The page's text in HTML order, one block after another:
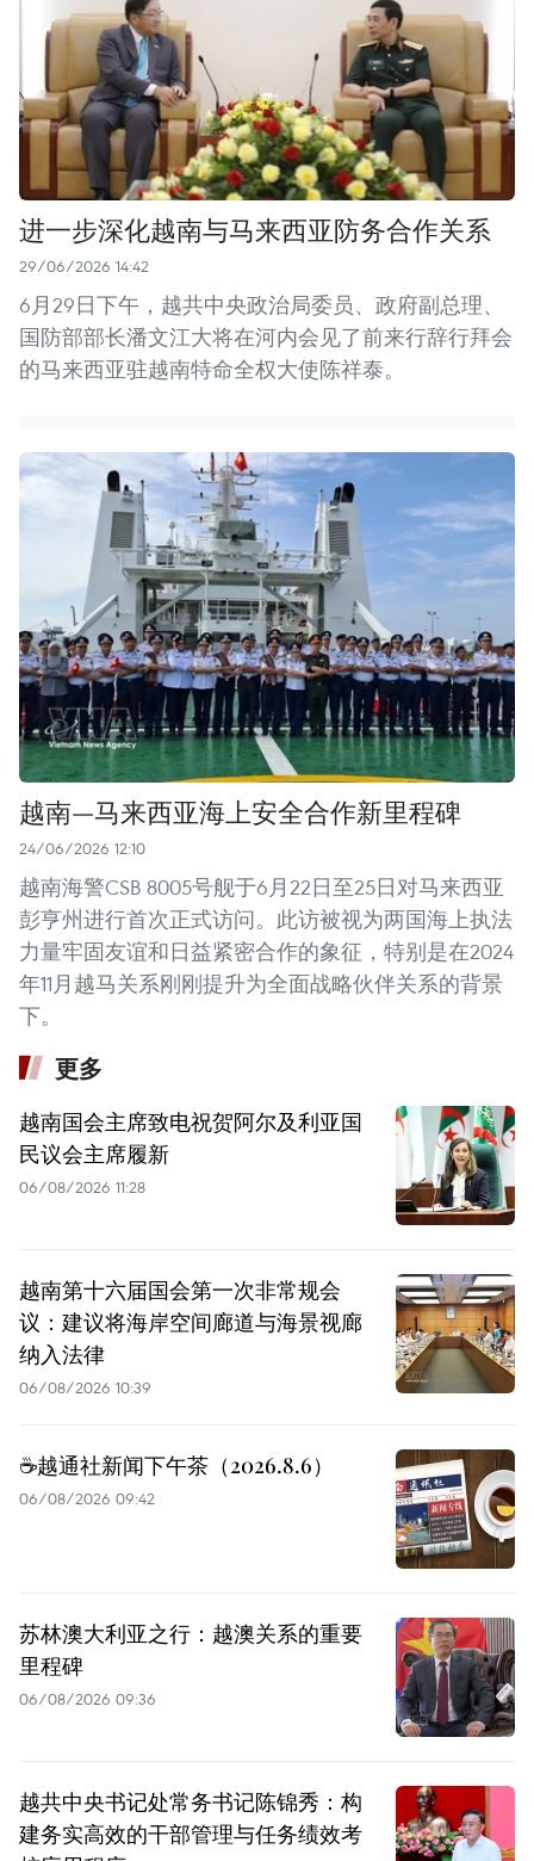
进一步深化越南与马来西亚防务合作关系
29/06/2026 14:42
6月29日下午，越共中央政治局委员、政府副总理、
国防部部长潘文江大将在河内会见了前来行辞行拜会
的马来西亚驻越南特命全权大使陈祥泰。
越南—马来西亚海上安全合作新里程碑
24/06/2026 12:10
越南海警CSB 8005号舰于6月22日至25日对马来西亚
彭亨州进行首次正式访问。此访被视为两国海上执法
力量牢固友谊和日益紧密合作的象征，特别是在2024
年11月越马关系刚刚提升为全面战略伙伴关系的背景
下。
更多
越南国会主席致电祝贺阿尔及利亚国
民议会主席履新
06/08/2026 11:28
越南第十六届国会第一次非常规会
议：建议将海岸空间廊道与海景视廊
纳入法律
06/08/2026 10:39
☕️越通社新闻下午茶（2026.8.6）
06/08/2026 09:42
苏林澳大利亚之行：越澳关系的重要
里程碑
06/08/2026 09:36
越共中央书记处常务书记陈锦秀：构
建务实高效的干部管理与任务绩效考